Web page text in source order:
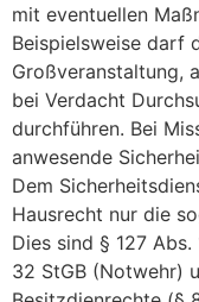
mit eventuellen
Beispielsweise darf
Großveranstaltung,
bei Verdacht
durchführen. Bei
anwesende
Dem
Hausrecht nur die
Dies sind § 127
32 StGB (Notwehr)